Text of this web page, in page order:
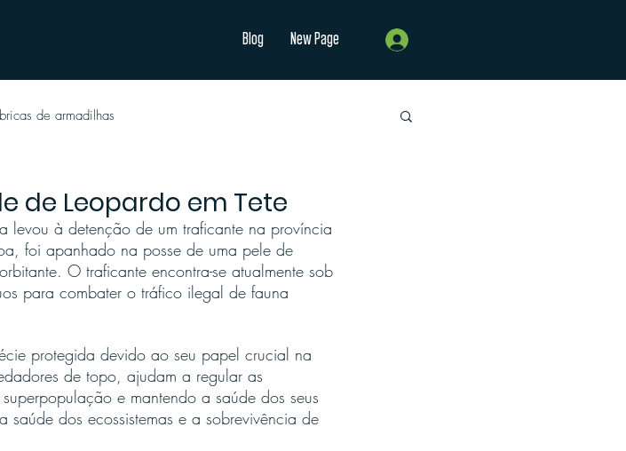
Blog New Page
de armadilhas
de Leopardo em Tete
à detenção de um traficante na província
foi apanhado na posse de uma pele de
O traficante encontra-se atualmente sob
para combater o tráfico ilegal de fauna
protegida devido ao seu papel crucial na
de topo, ajudam a regular as
e mantendo a saúde dos seus
dos ecossistemas e a sobrevivência de